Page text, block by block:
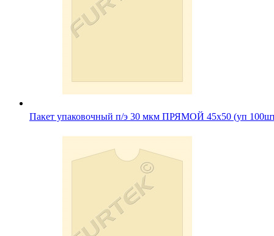
Пакет упаковочный п/э 30 мкм ПРЯМОЙ 45х50 (уп